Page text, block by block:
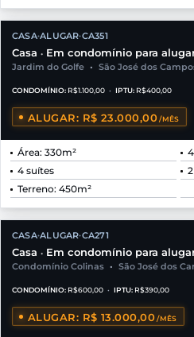
CASA•ALUGAR•CA351
Casa • Em condomínio para
Jardim do Golfe • São José dos
CONDOMÍNIO: R$1.100,00 • IPTU: R$400,00
ALUGAR: R$ 23.000,00 /MÊS
Área: 330m²
4 suítes
Terreno: 450m²
CASA•ALUGAR•CA271
Casa • Em condomínio para
Condomínio Colinas • São José dos
CONDOMÍNIO: R$600,00 • IPTU: R$390,00
ALUGAR: R$ 13.000,00 /MÊS